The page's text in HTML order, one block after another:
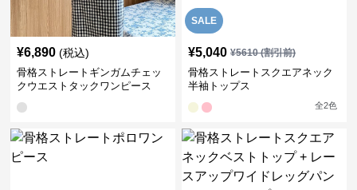
¥6,890 (税込)
骨格ストレートギンガムチェッ
クウエストタックワンピース
SALE
¥5,040 ¥5610(割引前)
骨格ストレートスクエアネック
半袖トップス
全2色